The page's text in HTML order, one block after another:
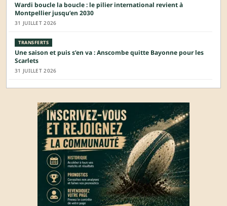
Wardi boucle la boucle : le pilier international revient à
Montpellier jusqu’en 2030
31 JUILLET 2026
TRANSFERTS
Une saison et puis s’en va : Anscombe quitte Bayonne pour les
Scarlets
31 JUILLET 2026